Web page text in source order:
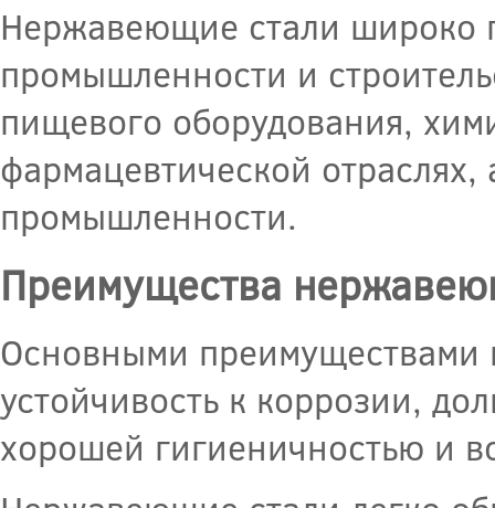
Нержавеющие стали широко
промышленности и
пищевого оборудования,
фармацевтической
промышленности.
Преимущества
Основными преимуществами
устойчивость к коррозии,
хорошей гигиеничностью и